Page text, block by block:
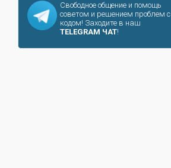
Свободное общение и помощь
советом и решением проблем с
кодом! Заходите в наш
TELEGRAM ЧАТ!